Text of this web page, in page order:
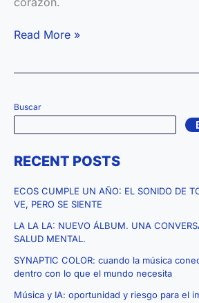
Blue
de
Pablo
León
Un
azul
en
Read More »
Buscar
RECENT POSTS
ECOS CUMPLE UN AÑO: EL SONIDO DE
VE, PERO SE SIENTE
LA LA LA: NUEVO ÁLBUM. UNA
SALUD MENTAL.
SYNAPTIC COLOR: cuando la música
dentro con lo que el mundo necesita
Música y IA: oportunidad y riesgo para el